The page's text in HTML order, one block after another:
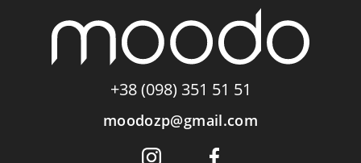
+38 (098) 351 51 51
moodozp@gmail.com